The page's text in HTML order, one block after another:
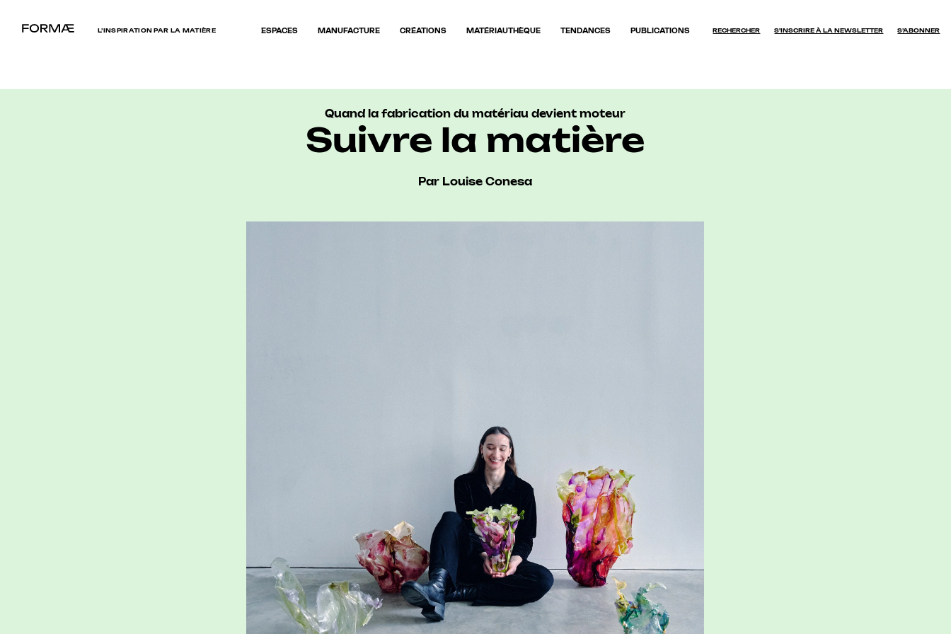
L’INSPIRATION PAR LA MATIÈRE ESPACES MANUFACTURE CRÉATIONS MATÉRIAUTHÈQUE TENDANCES PUBLICATIONS RECHERCHER S'INSCRIRE À LA NEWSLETTER S’ABONNER
Quand la fabrication du matériau devient moteur
Suivre la matière
Par Louise Conesa